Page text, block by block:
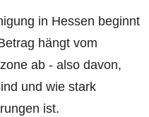
in Hessen beginnt
hängt vom
ab - also davon,
und wie stark
ist.